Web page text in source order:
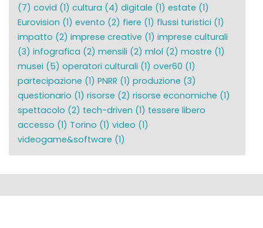
(7) covid (1) cultura (4) digitale (1) estate (1)
Eurovision (1) evento (2) fiere (1) flussi turistici (1)
impatto (2) imprese creative (1) imprese culturali
(3) infografica (2) mensili (2) mlol (2) mostre (1)
musei (5) operatori culturali (1) over60 (1)
partecipazione (1) PNRR (1) produzione (3)
questionario (1) risorse (2) risorse economiche (1)
spettacolo (2) tech-driven (1) tessere libero
accesso (1) Torino (1) video (1)
videogame&software (1)